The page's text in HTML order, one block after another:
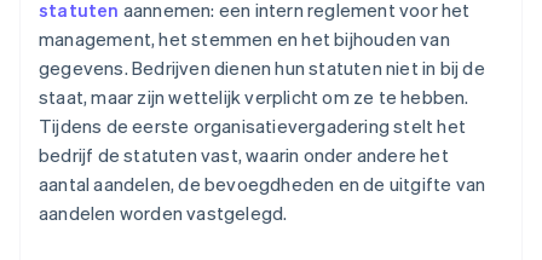
statuten aannemen: een intern reglement voor het
management, het stemmen en het bijhouden van
gegevens. Bedrijven dienen hun statuten niet in bij de
staat, maar zijn wettelijk verplicht om ze te hebben.
Tijdens de eerste organisatievergadering stelt het
bedrijf de statuten vast, waarin onder andere het
aantal aandelen, de bevoegdheden en de uitgifte van
aandelen worden vastgelegd.